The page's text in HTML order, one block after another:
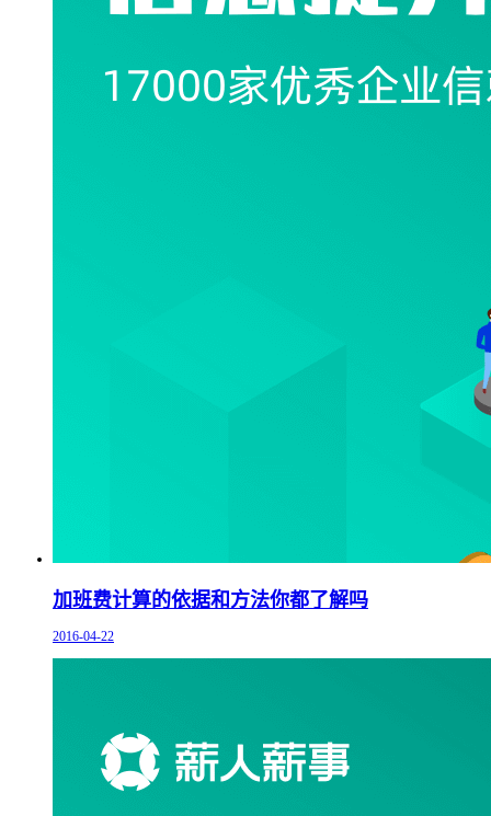
加班费计算的依据和方法你都了解吗
2016-04-22